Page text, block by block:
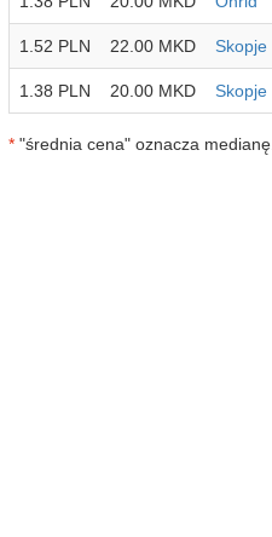
1.52 PLN 22.00 MKD Skopje
1.38 PLN 20.00 MKD Skopje
* "średnia cena" oznacza medianę.